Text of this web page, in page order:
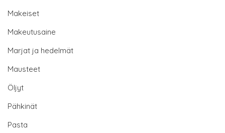
Makeiset
Makeutusaine
Marjat ja hedelmät
Mausteet
Öljyt
Pähkinät
Pasta